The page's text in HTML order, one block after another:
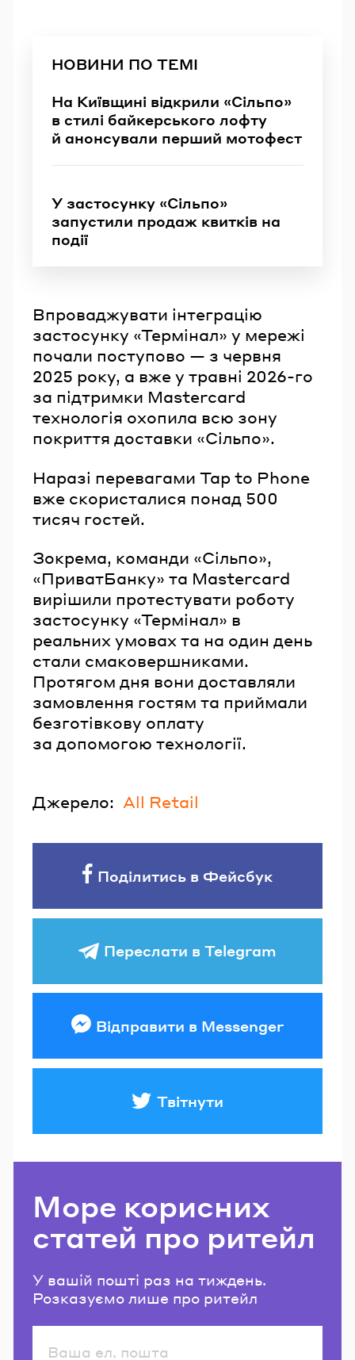
НОВИНИ ПО ТЕМІ
На Київщині відкрили «Сільпо»
в стилі байкерського лофту
й анонсували перший мотофест
У застосунку «Сільпо»
запустили продаж квитків на
події
Впроваджувати інтеграцію
застосунку «Термінал» у мережі
почали поступово — з червня
2025 року, а вже у травні 2026-го
за підтримки Mastercard
технологія охопила всю зону
покриття доставки «Сільпо».
Наразі перевагами Tap to Phone
вже скористалися понад 500
тисяч гостей.
Зокрема, команди «Сільпо»,
«ПриватБанку» та Mastercard
вирішили протестувати роботу
застосунку «Термінал» в
реальних умовах та на один день
стали смаковершниками.
Протягом дня вони доставляли
замовлення гостям та приймали
безготівкову оплату
за допомогою технології.
Джерело: All Retail
Поділитись в Фейсбук
Переслати в Telegram
Відправити в Messenger
Твітнути
Море корисних
статей про ритейл
У вашій пошті раз на тиждень.
Розказуємо лише про ритейл